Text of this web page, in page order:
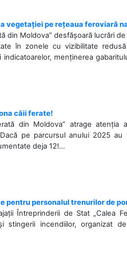
vegetației pe rețeaua feroviară
din Moldova” desfășoară lucrări
în zonele cu vizibilitate
indicatoarelor, menținerea
căii ferate!
din Moldova” atrage atenția
pe parcursul anului 2025
deja 12!...
pentru personalul trenurilor de
Întreprinderii de Stat „Calea
stingerii incendiilor, organizat